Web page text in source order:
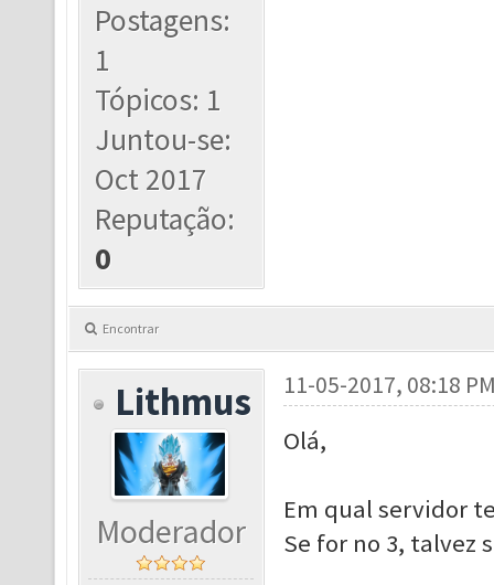
Postagens:
1
Tópicos: 1
Juntou-se:
Oct 2017
Reputação:
0
Encontrar
Lithmus
Moderador
11-05-2017, 08:18
Olá,
Em qual servidor
Se for no 3, talvez